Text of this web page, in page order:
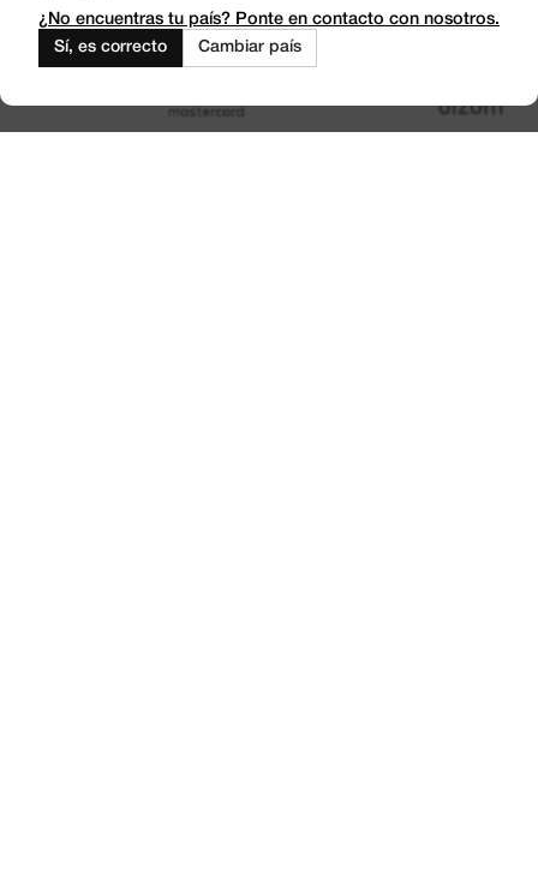
Outlet
¿No encuentras tu país? Ponte en contacto con nosotros.
Sí, es correcto
Cambiar país